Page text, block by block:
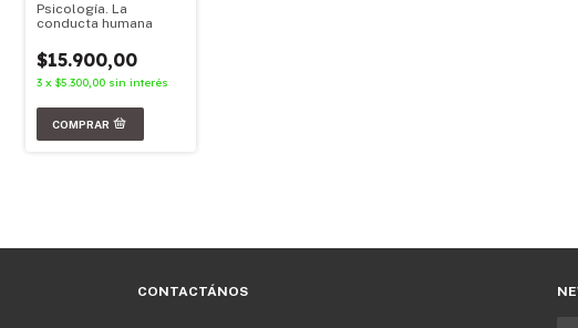
Psicología. La
conducta humana
$15.900,00
3 x $5.300,00 sin interés
CONTACTÁNOS